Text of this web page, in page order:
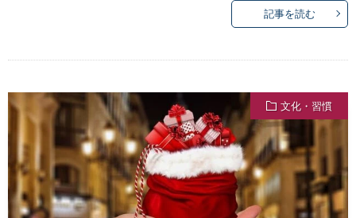
記事を読む
文化・習慣